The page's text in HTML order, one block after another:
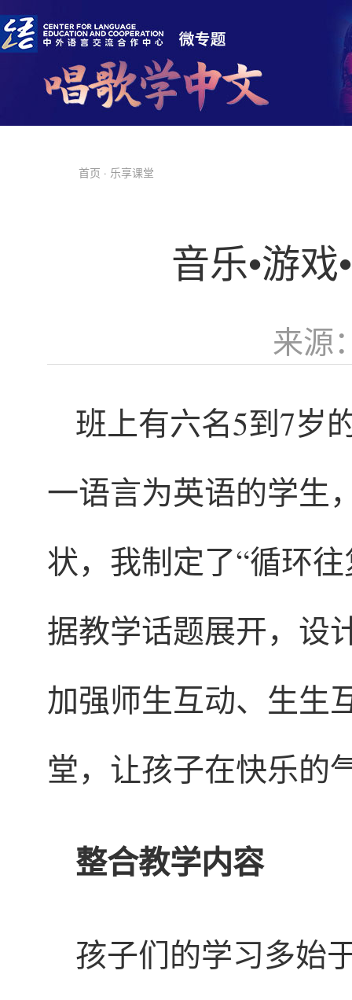
首页 · 乐享课堂
音乐•游
来源
班上有六名5到7岁
一语言为英语的学生
状，我制定了“循环
据教学话题展开，设
加强师生互动、生生
堂，让孩子在快乐的
整合教学内容
孩子们的学习多始